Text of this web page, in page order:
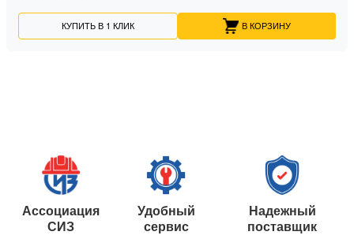
КУПИТЬ В 1 КЛИК В КОРЗИНУ
Ассоциация
СИЗ
Удобный
сервис
Надежный
поставщик